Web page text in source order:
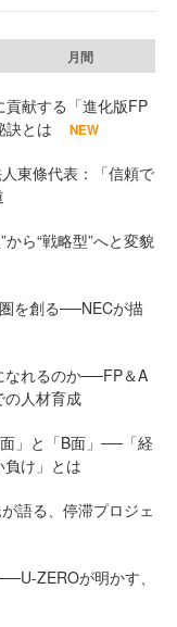
月間
貢献する「進化版FP
訣とは
NEW
東條代表：「信頼で
ら“戦略型”へと変貌
を創る──NECが描
なれるのか──FP＆A
の人材育成
」と「B面」──「経
け」とは
語る、停滞プロジェ
ZEROが明かす、